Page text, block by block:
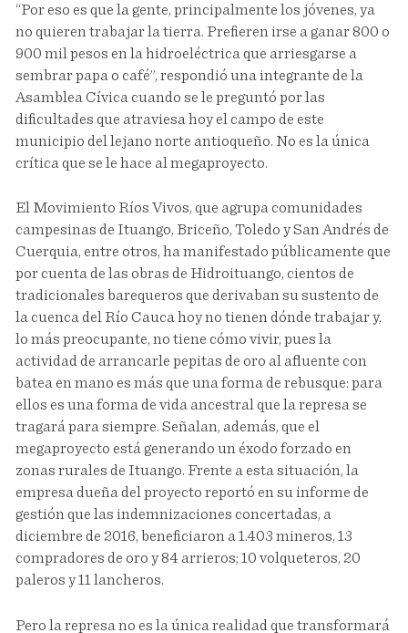
“Por eso es que la gente, principalmente los jóvenes, ya
no quieren trabajar la tierra. Prefieren irse a ganar 800 o
900 mil pesos en la hidroeléctrica que arriesgarse a
sembrar papa o café”, respondió una integrante de la
Asamblea Cívica cuando se le preguntó por las
dificultades que atraviesa hoy el campo de este
municipio del lejano norte antioqueño. No es la única
crítica que se le hace al megaproyecto.
El Movimiento Ríos Vivos, que agrupa comunidades
campesinas de Ituango, Briceño, Toledo y San Andrés de
Cuerquia, entre otros, ha manifestado públicamente que
por cuenta de las obras de Hidroituango, cientos de
tradicionales barequeros que derivaban su sustento de
la cuenca del Río Cauca hoy no tienen dónde trabajar y,
lo más preocupante, no tiene cómo vivir, pues la
actividad de arrancarle pepitas de oro al afluente con
batea en mano es más que una forma de rebusque: para
ellos es una forma de vida ancestral que la represa se
tragará para siempre. Señalan, además, que el
megaproyecto está generando un éxodo forzado en
zonas rurales de Ituango. Frente a esta situación, la
empresa dueña del proyecto reportó en su informe de
gestión que las indemnizaciones concertadas, a
diciembre de 2016, beneficiaron a 1.403 mineros, 13
compradores de oro y 84 arrieros; 10 volqueteros, 20
paleros y 11 lancheros.
Pero la represa no es la única realidad que transformará